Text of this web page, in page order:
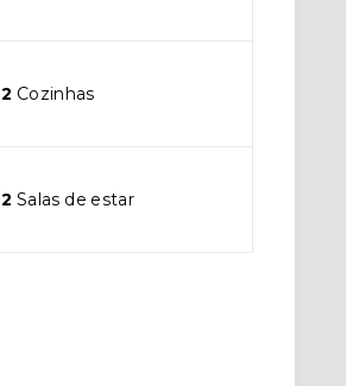
2 Cozinhas
2 Salas de estar